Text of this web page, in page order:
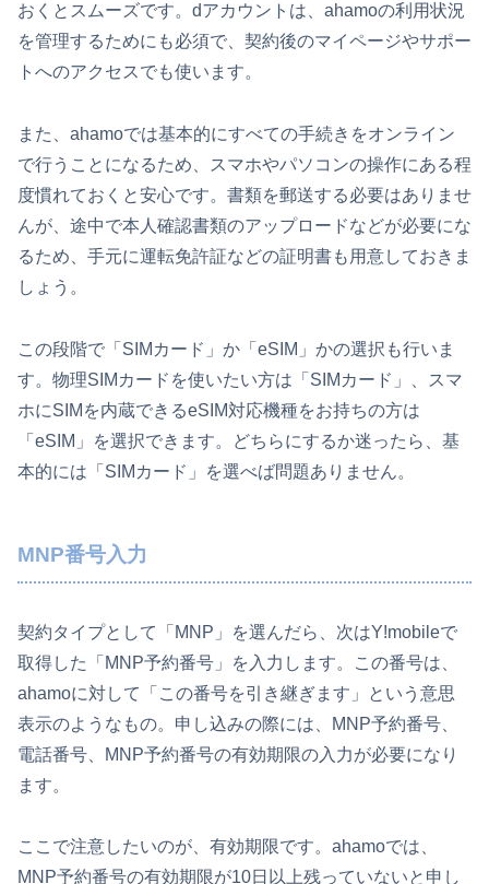
おくとスムーズです。dアカウントは、ahamoの利用状況
を管理するためにも必須で、契約後のマイページやサポー
トへのアクセスでも使います。
また、ahamoでは基本的にすべての手続きをオンライン
で行うことになるため、スマホやパソコンの操作にある程
度慣れておくと安心です。書類を郵送する必要はありませ
んが、途中で本人確認書類のアップロードなどが必要にな
るため、手元に運転免許証などの証明書も用意しておきま
しょう。
この段階で「SIMカード」か「eSIM」かの選択も行いま
す。物理SIMカードを使いたい方は「SIMカード」、スマ
ホにSIMを内蔵できるeSIM対応機種をお持ちの方は
「eSIM」を選択できます。どちらにするか迷ったら、基
本的には「SIMカード」を選べば問題ありません。
MNP番号入力
契約タイプとして「MNP」を選んだら、次はY!mobileで
取得した「MNP予約番号」を入力します。この番号は、
ahamoに対して「この番号を引き継ぎます」という意思
表示のようなもの。申し込みの際には、MNP予約番号、
電話番号、MNP予約番号の有効期限の入力が必要になり
ます。
ここで注意したいのが、有効期限です。ahamoでは、
MNP予約番号の有効期限が10日以上残っていないと申し